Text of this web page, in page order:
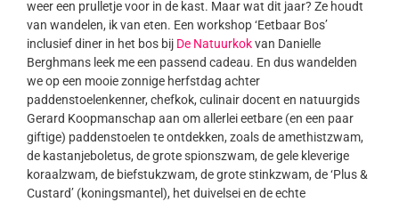
weer een prulletje voor in de kast. Maar wat dit jaar? Ze houdt
van wandelen, ik van eten. Een workshop ‘Eetbaar Bos’
inclusief diner in het bos bij De Natuurkokvan Danielle
Berghmans leek me een passend cadeau. En dus wandelden
we op een mooie zonnige herfstdag achter
paddenstoelenkenner, chefkok, culinair docent en natuurgids
Gerard Koopmanschap aan om allerlei eetbare (en een paar
giftige) paddenstoelen te ontdekken, zoals de amethistzwam,
de kastanjeboletus, de grote spionszwam, de gele kleverige
koraalzwam, de biefstukzwam, de grote stinkzwam, de ‘Plus &
Custard’ (koningsmantel), het duivelsei en de echte